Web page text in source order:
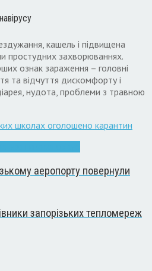
кашель і підвищена
простудних захворюваннях.
ознак зараження – головні
та відчуття дискомфорту і
нудота, проблеми з травною
школах оголошено карантин
аеропорту повернули
запорізьких тепломереж